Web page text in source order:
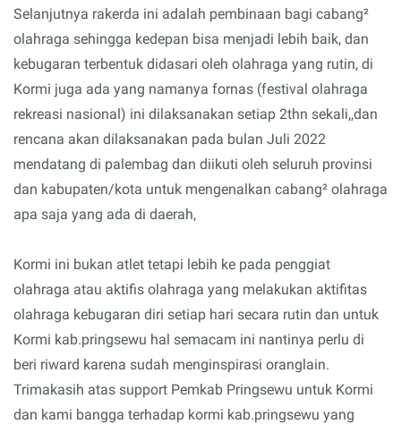
Selanjutnya rakerda ini adalah pembinaan bagi cabang²
olahraga sehingga kedepan bisa menjadi lebih baik, dan
kebugaran terbentuk didasari oleh olahraga yang rutin, di
Kormi juga ada yang namanya fornas (festival olahraga
rekreasi nasional) ini dilaksanakan setiap 2thn sekali,,dan
rencana akan dilaksanakan pada bulan Juli 2022
mendatang di palembag dan diikuti oleh seluruh provinsi
dan kabupaten/kota untuk mengenalkan cabang² olahraga
apa saja yang ada di daerah,
Kormi ini bukan atlet tetapi lebih ke pada penggiat
olahraga atau aktifis olahraga yang melakukan aktifitas
olahraga kebugaran diri setiap hari secara rutin dan untuk
Kormi kab.pringsewu hal semacam ini nantinya perlu di
beri riward karena sudah menginspirasi oranglain.
Trimakasih atas support Pemkab Pringsewu untuk Kormi
dan kami bangga terhadap kormi kab.pringsewu yang